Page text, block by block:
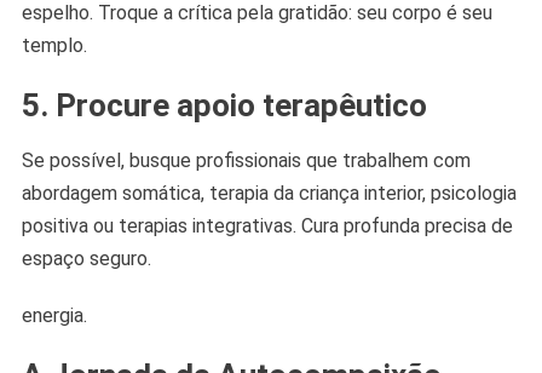
espelho. Troque a crítica pela gratidão: seu corpo é seu
templo.
5. Procure apoio terapêutico
Se possível, busque profissionais que trabalhem com
abordagem somática, terapia da criança interior, psicologia
positiva ou terapias integrativas. Cura profunda precisa de
espaço seguro.
energia.